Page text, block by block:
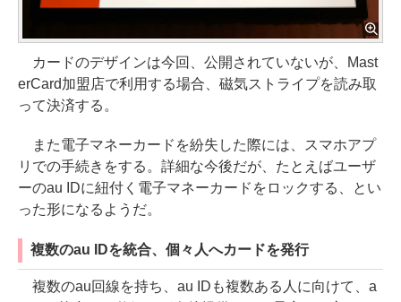
カードのデザインは今回、公開されていないが、Mast
erCard加盟店で利用する場合、磁気ストライプを読み取
って決済する。
また電子マネーカードを紛失した際には、スマホアプ
リでの手続きをする。詳細な今後だが、たとえばユーザ
ーのau IDに紐付く電子マネーカードをロックする、とい
った形になるようだ。
複数のau IDを統合、個々人へカードを発行
複数のau回線を持ち、au IDも複数ある人に向けて、a